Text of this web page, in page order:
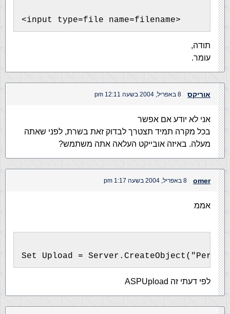
<input type=file name=filename>
תודה,
עומר.
אוריקס 8 באפריל, 2004 בשעה 12:11 pm
אני לא יודע אם אפשר
בכל מקרה תמיד תצטרך לבדוק זאת בשרת, לפני שאתה
מעלה. באיזה אובייקט העלאה אתה משתמש?
omer 8 באפריל, 2004 בשעה 1:17 pm
אממ
Set Upload =
לפי דעתי זה ASPUpload